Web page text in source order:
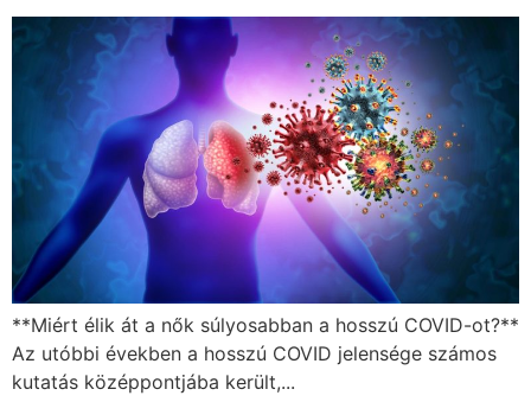
**Miért élik át a nők súlyosabban a hosszú COVID-ot?**
Az utóbbi években a hosszú COVID jelensége számos
kutatás középpontjába került,...